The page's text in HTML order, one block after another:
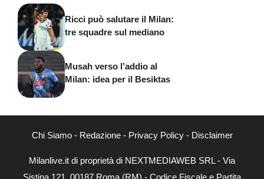
Ricci può salutare il Milan:
tre squadre sul mediano
Musah verso l’addio al
Milan: idea per il Besiktas
Chi Siamo- Redazione- Privacy Policy- Disclaimer
Milanlive.it di proprietà di NEXTMEDIAWEB SRL - Via